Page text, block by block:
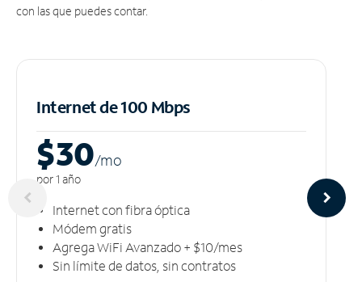
con las que puedes contar.
Internet de 100 Mbps
$30/mo
por 1 año
Internet con fibra óptica
Módem gratis
Agrega WiFi Avanzado + $10/mes
Sin límite de datos, sin contratos